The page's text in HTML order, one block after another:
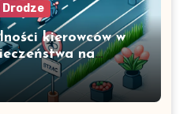
Drodze
kierowców w
na